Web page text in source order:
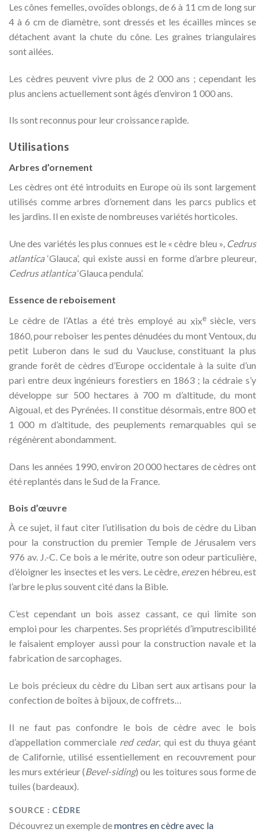
Les cônes femelles, ovoïdes oblongs, de 6 à 11 cm de long sur
4 à 6 cm de diamètre, sont dressés et les écailles minces se
détachent avant la chute du cône. Les graines triangulaires
sont ailées.
Les cèdres peuvent vivre plus de 2 000 ans ; cependant les
plus anciens actuellement sont âgés d’environ 1 000 ans.
Ils sont reconnus pour leur croissance rapide.
Utilisations
Arbres d’ornement
Les cèdres ont été introduits en Europe où ils sont largement
utilisés comme arbres d’ornement dans les parcs publics et
les jardins. Il en existe de nombreuses variétés horticoles.
Une des variétés les plus connues est le « cèdre bleu », Cedrus
atlantica‘Glauca’, qui existe aussi en forme d’arbre pleureur,
Cedrus atlantica‘Glauca pendula’.
Essence de reboisement
Le cèdre de l’Atlas a été très employé au xixesiècle, vers
1860, pour reboiser les pentes dénudées du mont Ventoux, du
petit Luberon dans le sud du Vaucluse, constituant la plus
grande forêt de cèdres d’Europe occidentale à la suite d’un
pari entre deux ingénieurs forestiers en 1863 ; la cédraie s’y
développe sur 500 hectares à 700 m d’altitude, du mont
Aigoual, et des Pyrénées. Il constitue désormais, entre 800 et
1 000 m d’altitude, des peuplements remarquables qui se
régénèrent abondamment.
Dans les années 1990, environ 20 000 hectares de cèdres ont
été replantés dans le Sud de la France.
Bois d’œuvre
À ce sujet, il faut citer l’utilisation du bois de cèdre du Liban
pour la construction du premier Temple de Jérusalem vers
976 av. J.-C. Ce bois a le mérite, outre son odeur particulière,
d’éloigner les insectes et les vers. Le cèdre, erezen hébreu, est
l’arbre le plus souvent cité dans la Bible.
C’est cependant un bois assez cassant, ce qui limite son
emploi pour les charpentes. Ses propriétés d’imputrescibilité
le faisaient employer aussi pour la construction navale et la
fabrication de sarcophages.
Le bois précieux du cèdre du Liban sert aux artisans pour la
confection de boîtes à bijoux, de coffrets…
Il ne faut pas confondre le bois de cèdre avec le bois
d’appellation commerciale red cedar, qui est du thuya géant
de Californie, utilisé essentiellement en recouvrement pour
les murs extérieur (Bevel-siding) ou les toitures sous forme de
tuiles (bardeaux).
SOURCE : CÈDRE
Découvrez un exemple demontres en cèdre avec la